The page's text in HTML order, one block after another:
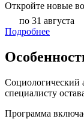
Откройте новые
по 31 августа
Подробнее
Социологический
специалисту
Программа